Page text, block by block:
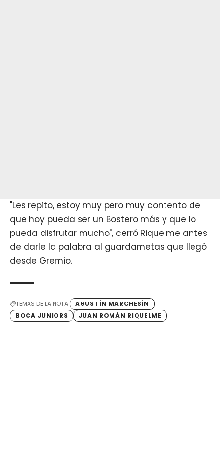
"Les repito, estoy muy pero muy contento de
que hoy pueda ser un Bostero más y que lo
pueda disfrutar mucho", cerró Riquelme antes
de darle la palabra al guardametas que llegó
desde Gremio.
TEMAS DE LA NOTA
AGUSTÍN MARCHESÍN
BOCA JUNIORS
JUAN ROMÁN RIQUELME